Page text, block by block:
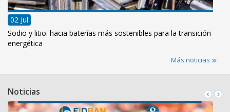
02 Jul
Sodio y litio: hacia baterías más sostenibles para la transición
energética
Más noticias
Noticias